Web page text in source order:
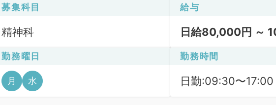
募集科目
精神科
給与
日給80,000円 ～
勤務曜日
月 水
勤務時間
日勤:09:30〜17:00